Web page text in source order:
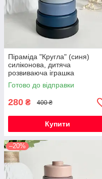
Піраміда "Кругла" (синя)
силіконова, дитяча
розвиваюча іграшка
сенсорна
Готово до відправки
280 ₴ 400 ₴
Купити
–20%